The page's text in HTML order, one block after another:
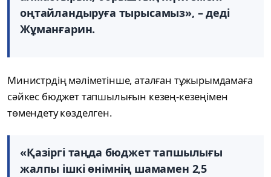
оңтайландыруға тырысамыз», – деді
Жұманғарин.
Министрдің мәліметінше, аталған тұжырымдамаға
сәйкес бюджет тапшылығын кезең-кезеңімен
төмендету көзделген.
«Қазіргі таңда бюджет тапшылығы
жалпы ішкі өнімнің шамамен 2,5